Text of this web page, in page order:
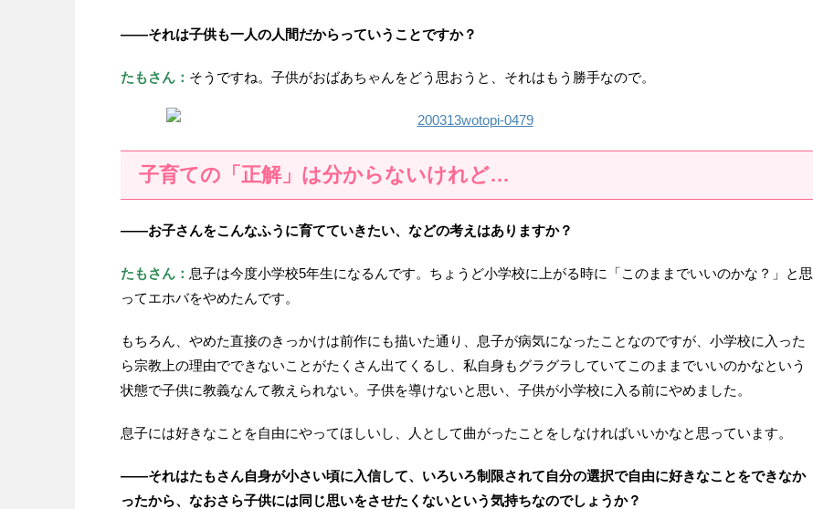
——それは子供も一人の人間だからっていうことですか？
たもさん： そうですね。子供がおばあちゃんをどう思おうと、それはもう勝手なので。
子育ての「正解」は分からないけれど…
——お子さんをこんなふうに育てていきたい、などの考えはありますか？
たもさん： 息子は今度小学校5年生になるんです。ちょうど小学校に上がる時に「このままでいいのかな？」と思
ってエホバをやめたんです。
もちろん、やめた直接のきっかけは前作にも描いた通り、息子が病気になったことなのですが、小学校に入った
ら宗教上の理由でできないことがたくさん出てくるし、私自身もグラグラしていてこのままでいいのかなという
状態で子供に教義なんて教えられない。子供を導けないと思い、子供が小学校に入る前にやめました。
息子には好きなことを自由にやってほしいし、人として曲がったことをしなければいいかなと思っています。
——それはたもさん自身が小さい頃に入信して、いろいろ制限されて自分の選択で自由に好きなことをできなか
ったから、なおさら子供には同じ思いをさせたくないという気持ちなのでしょうか？